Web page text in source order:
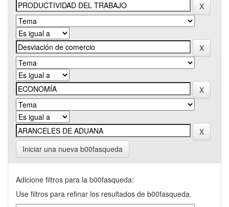
Iniciar una nueva b00fasqueda
Adicione filtros para la b00fasqueda:
Use filtros para refinar los resultados de b00fasqueda.